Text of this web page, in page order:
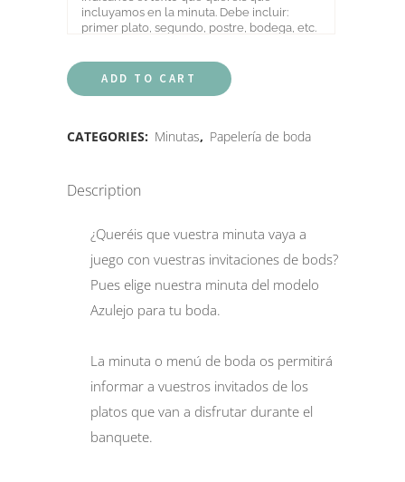
ADD TO CART
CATEGORIES: Minutas, Papelería de boda
Description
¿Queréis que vuestra minuta vaya a
juego con vuestras invitaciones de bods?
Pues elige nuestra minuta del modelo
Azulejo para tu boda.
La minuta o menú de boda os permitirá
informar a vuestros invitados de los
platos que van a disfrutar durante el
banquete.